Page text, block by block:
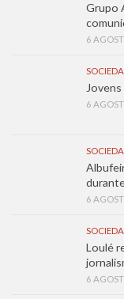
Grupo
6
6
6
Loulé
6